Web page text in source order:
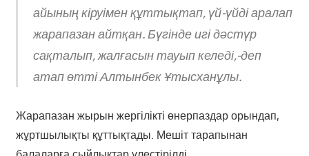
айының кіруімен құттықтап, үй-үйді аралап
жарапазан айтқан. Бүгінде игі дәстүр
сақталып, жалғасын тауып келеді,-деп
атап өтті Алтынбек Ұтысханұлы.
Жарапазан жырын жергілікті өнерпаздар орындап,
жұртшылықты құттықтады. Мешіт тарапынан